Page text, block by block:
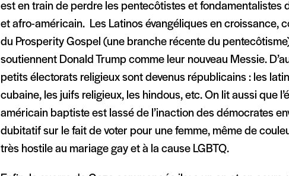
est en train de perdre les pentecôtistes et fondamentalistes
et afro-américain. Les Latinos évangéliques en croissance,
du Prosperity Gospel (une branche récente du
soutiennent Donald Trump comme leur nouveau Messie.
petits électorats religieux sont devenus républicains : les
cubaine, les juifs religieux, les hindous, etc. On lit aussi que
américain baptiste est lassé de l’inaction des démocrates
dubitatif sur le fait de voter pour une femme, même de
très hostile au mariage gay et à la cause LGBTQ.